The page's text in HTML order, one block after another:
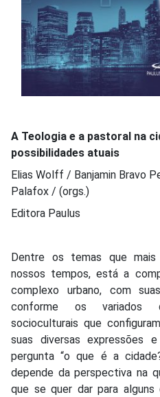
A Teologia e a pastoral na
possibilidades atuais
Elias Wolff / Banjamin Bravo
Palafox / (orgs.)
Editora Paulus
Dentre os temas que
nossos tempos, está a
complexo urbano, com
conforme os variados
socioculturais que
suas diversas expressões
pergunta “o que é a
depende da perspectiva na
que se quer dar para